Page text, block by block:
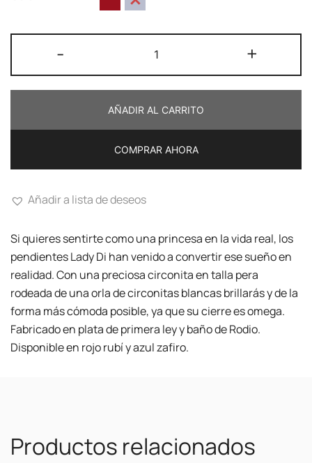
-
Lady
Di
+
AÑADIR AL CARRITO
COMPRAR AHORA
Añadir a lista de deseos
Si quieres sentirte como una princesa en la vida real, los
pendientes Lady Di han venido a convertir ese sueño en
realidad. Con una preciosa circonita en talla pera
rodeada de una orla de circonitas blancas brillarás y de la
forma más cómoda posible, ya que su cierre es omega.
Fabricado en plata de primera ley y baño de Rodio.
Disponible en rojo rubí y azul zafiro.
Productos relacionados